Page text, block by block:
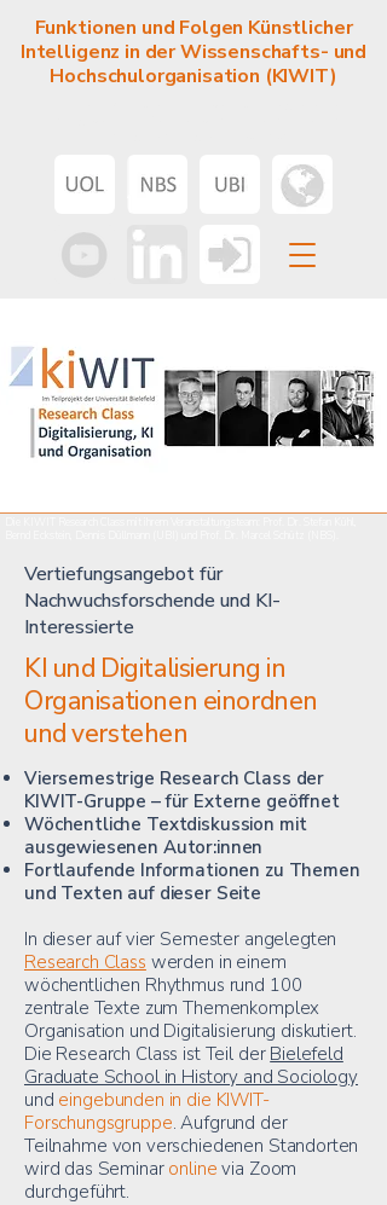
Funktionen und Folgen Künstlicher
Intelligenz in der Wissenschafts- und
Hochschulorganisation (KIWIT)
Vertiefungsangebot für
Nachwuchsforschende und KI-
Interessierte
KI und Digitalisierung in
Organisationen einordnen
und verstehen
Viersemestrige Research Class der
KIWIT-Gruppe – für Externe geöffnet
Wöchentliche Textdiskussion mit
ausgewiesenen Autor:innen
Fortlaufende Informationen zu Themen
und Texten auf dieser Seite
In dieser auf vier Semester angelegten
Research Class werden in einem
wöchentlichen Rhythmus rund 100
zentrale Texte zum Themenkomplex
Organisation und Digitalisierung diskutiert.
Die Research Class ist Teil der Bielefeld
Graduate School in History and Sociology
und eingebunden in die KIWIT-
Forschungsgruppe. Aufgrund der
Teilnahme von verschiedenen Standorten
wird das Seminar online via Zoom
durchgeführt.